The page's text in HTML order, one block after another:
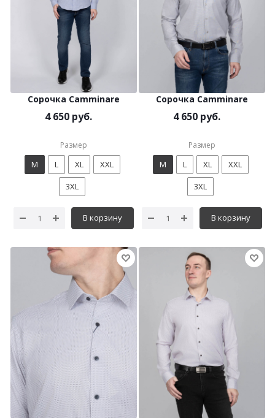
Сорочка Camminare
4 650 руб.
Размер
M L XL
XXL
3XL
В корзину
Сорочка Camminare
4 650 руб.
Размер
M L XL
XXL
3XL
В корзину